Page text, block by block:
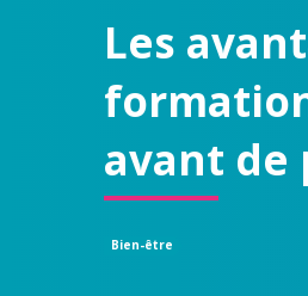
Les
avant de
Bien-être